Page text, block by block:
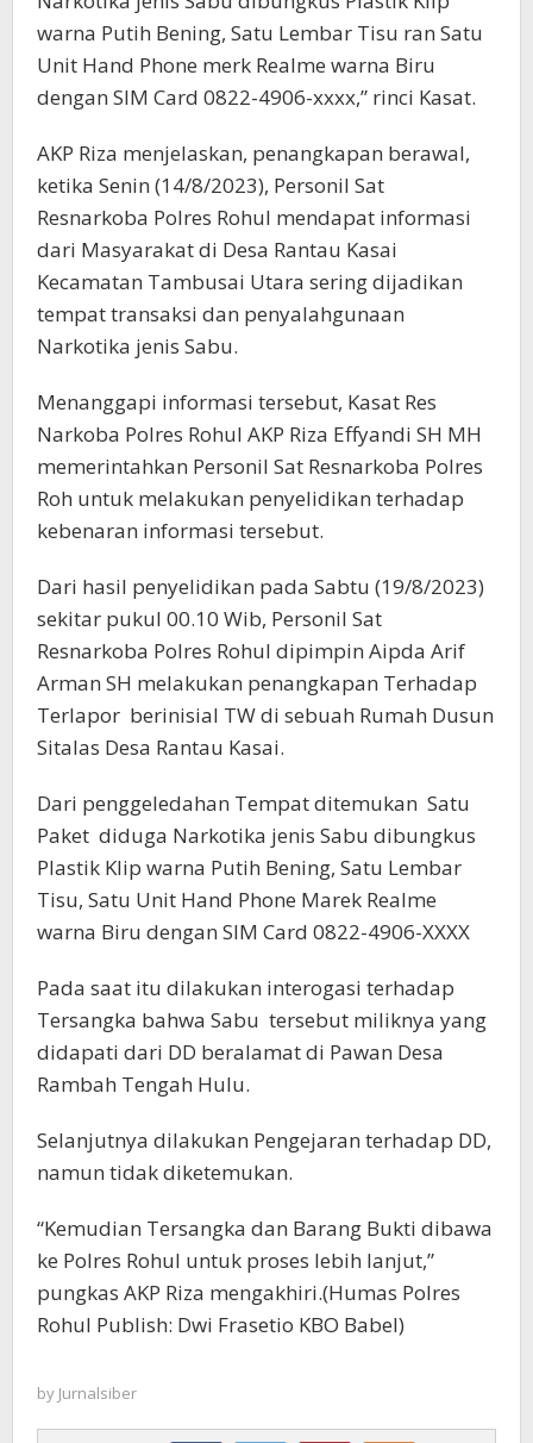
warna Putih Bening, Satu Lembar Tisu ran Satu
Unit Hand Phone merk Realme warna Biru
dengan SIM Card 0822-4906-xxxx,” rinci Kasat.
AKP Riza menjelaskan, penangkapan berawal,
ketika Senin (14/8/2023), Personil Sat
Resnarkoba Polres Rohul mendapat informasi
dari Masyarakat di Desa Rantau Kasai
Kecamatan Tambusai Utara sering dijadikan
tempat transaksi dan penyalahgunaan
Narkotika jenis Sabu.
Menanggapi informasi tersebut, Kasat Res
Narkoba Polres Rohul AKP Riza Effyandi SH MH
memerintahkan Personil Sat Resnarkoba Polres
Roh untuk melakukan penyelidikan terhadap
kebenaran informasi tersebut.
Dari hasil penyelidikan pada Sabtu (19/8/2023)
sekitar pukul 00.10 Wib, Personil Sat
Resnarkoba Polres Rohul dipimpin Aipda Arif
Arman SH melakukan penangkapan Terhadap
Terlapor berinisial TW di sebuah Rumah Dusun
Sitalas Desa Rantau Kasai.
Dari penggeledahan Tempat ditemukan Satu
Paket diduga Narkotika jenis Sabu dibungkus
Plastik Klip warna Putih Bening, Satu Lembar
Tisu, Satu Unit Hand Phone Marek Realme
warna Biru dengan SIM Card 0822-4906-XXXX
Pada saat itu dilakukan interogasi terhadap
Tersangka bahwa Sabu tersebut miliknya yang
didapati dari DD beralamat di Pawan Desa
Rambah Tengah Hulu.
Selanjutnya dilakukan Pengejaran terhadap DD,
namun tidak diketemukan.
“Kemudian Tersangka dan Barang Bukti dibawa
ke Polres Rohul untuk proses lebih lanjut,”
pungkas AKP Riza mengakhiri.(Humas Polres
Rohul Publish: Dwi Frasetio KBO Babel)
by Jurnalsiber